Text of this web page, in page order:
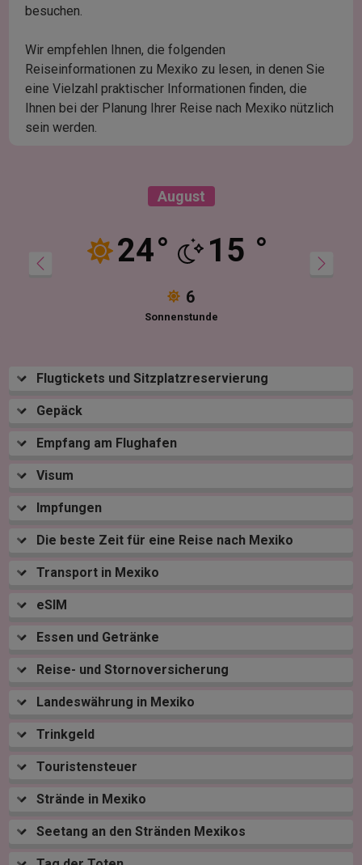
besuchen.
Wir empfehlen Ihnen, die folgenden
Reiseinformationen zu Mexiko zu lesen, in denen Sie
eine Vielzahl praktischer Informationen finden, die
Ihnen bei der Planung Ihrer Reise nach Mexiko nützlich
sein werden.
August
24° 15 °
6
Sonnenstunde
Flugtickets und Sitzplatzreservierung
Gepäck
Empfang am Flughafen
Visum
Impfungen
Die beste Zeit für eine Reise nach Mexiko
Transport in Mexiko
eSIM
Essen und Getränke
Reise- und Stornoversicherung
Landeswährung in Mexiko
Trinkgeld
Touristensteuer
Strände in Mexiko
Seetang an den Stränden Mexikos